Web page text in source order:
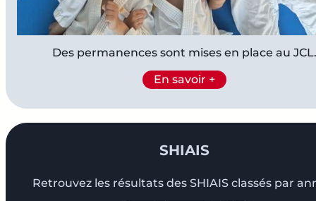
Des permanences sont mises en place au JCL.
En savoir +
SHIAIS
Retrouvez les résultats des SHIAIS classés par